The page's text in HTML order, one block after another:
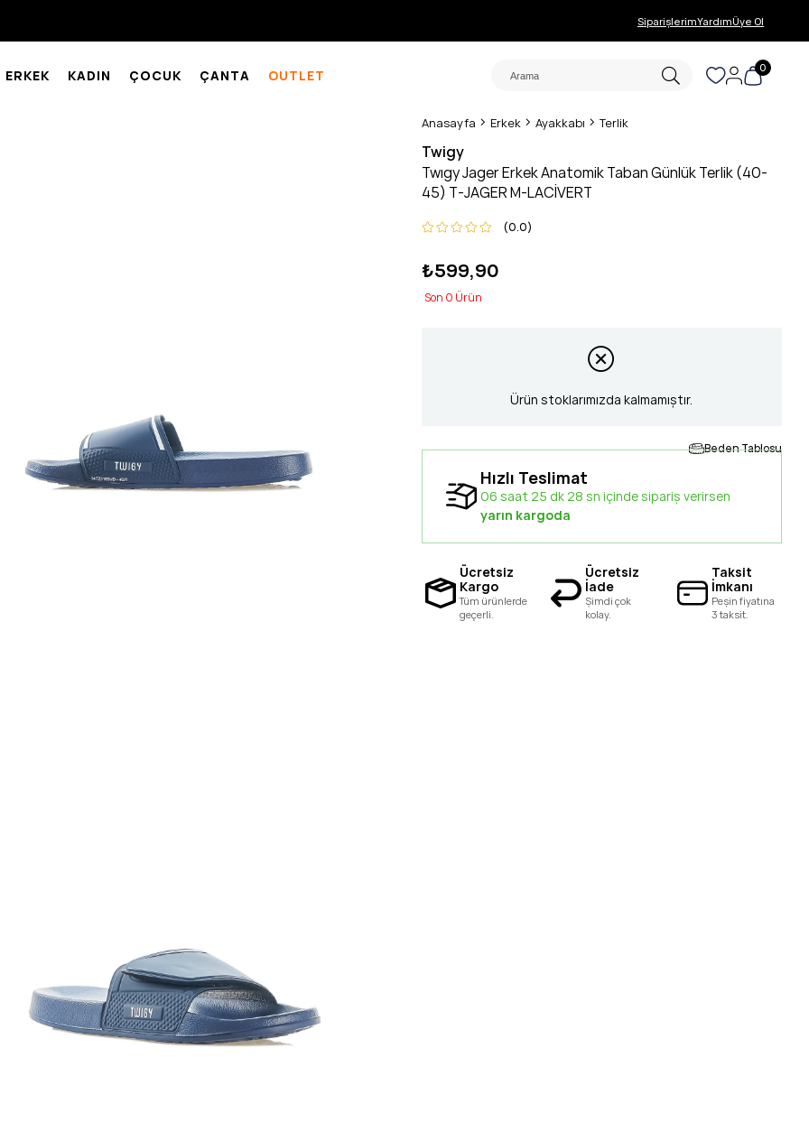
SiparişlerimYardımÜye Ol
ERKEK KADIN ÇOCUK ÇANTA OUTLET 0
Anasayfa Erkek Ayakkabı Terlik
Twigy
Twıgy Jager Erkek Anatomik Taban Günlük Terlik (40-
45) T-JAGER M-LACİVERT
0.0
₺599,90
0
Ürün stoklarımızda kalmamıştır.
Beden Tablosu
Hızlı Teslimat
06 saat 25 dk 27 sn içinde sipariş verirsen
yarın kargoda
Ücretsiz
Kargo
Tüm ürünlerde
geçerli.
Ücretsiz
İade
Şimdi çok
kolay.
Taksit
İmkanı
Peşin fiyatına
3 taksit.